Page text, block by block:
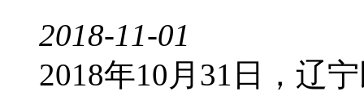
2018-11-01
2018年10月31日，辽